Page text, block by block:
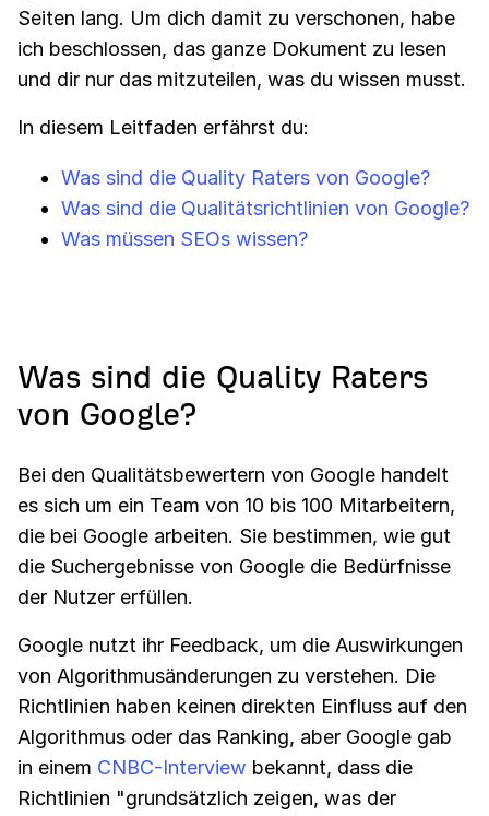
Seiten lang. Um dich damit zu verschonen, habe
ich beschlossen, das ganze Dokument zu lesen
und dir nur das mitzuteilen, was du wissen musst.
In diesem Leitfaden erfährst du:
Was sind die Quality Raters von Google?
Was sind die Qualitätsrichtlinien von Google?
Was müssen SEOs wissen?
Was sind die Quality Raters
von Google?
Bei den Qualitätsbewertern von Google handelt
es sich um ein Team von 10 bis 100 Mitarbeitern,
die bei Google arbeiten. Sie bestimmen, wie gut
die Suchergebnisse von Google die Bedürfnisse
der Nutzer erfüllen.
Google nutzt ihr Feedback, um die Auswirkungen
von Algorithmusänderungen zu verstehen. Die
Richtlinien haben keinen direkten Einfluss auf den
Algorithmus oder das Ranking, aber Google gab
in einem CNBC-Interview bekannt, dass die
Richtlinien "grundsätzlich zeigen, was der